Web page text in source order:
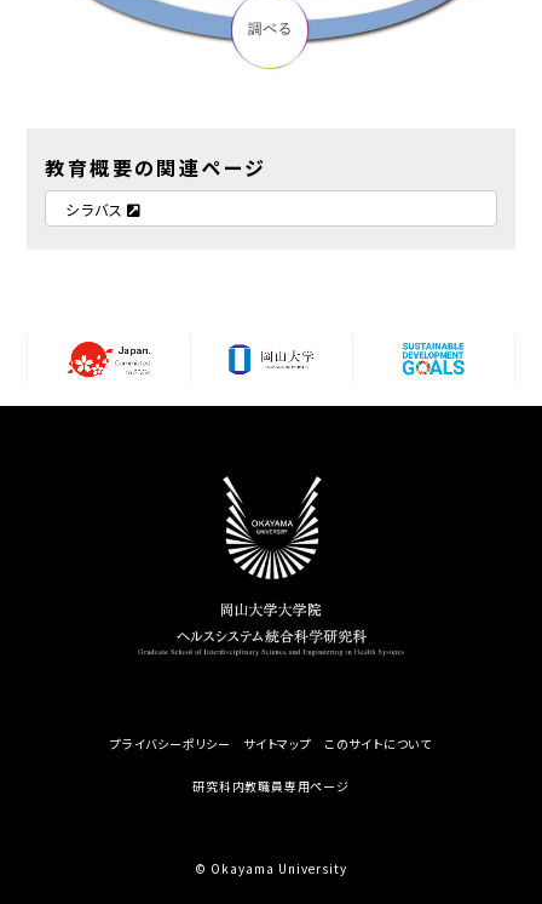
教育概要の関連ページ
シラバス
プライバシーポリシー サイトマップ このサイトについて
研究科内教職員専用ページ
© Okayama University